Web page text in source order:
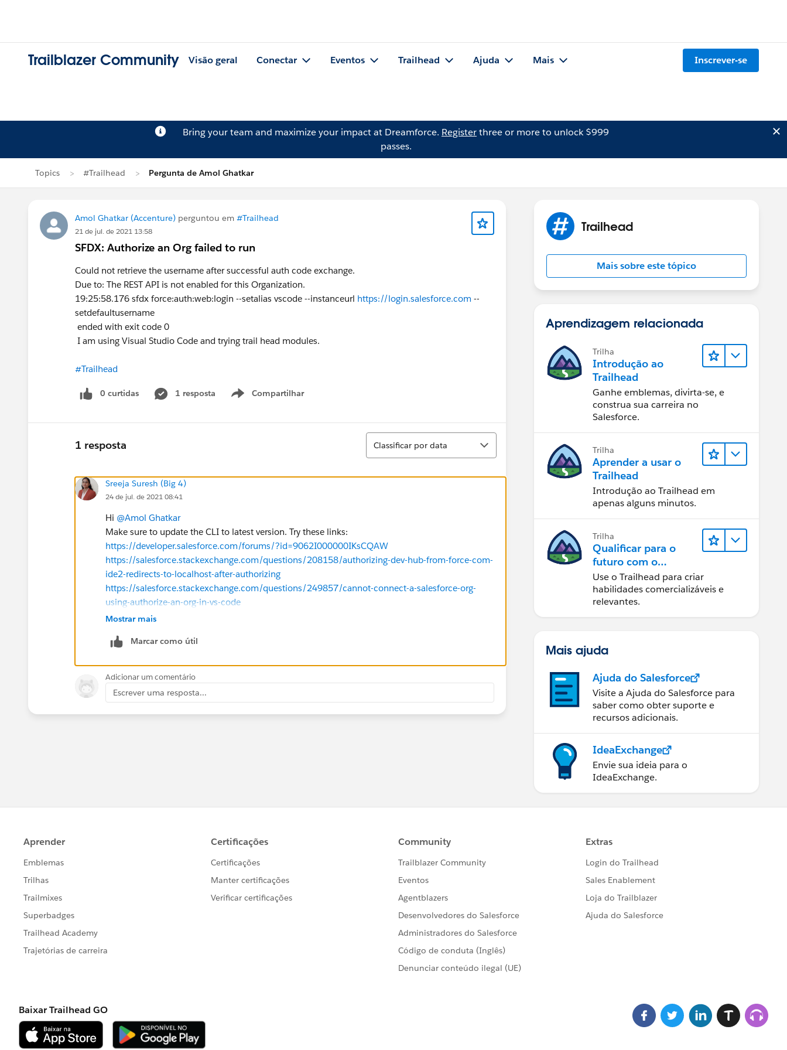
Trailblazer Community Visão geral Conectar Eventos Trailhead Ajuda Mais Inscrever-se
Bring your team and maximize your impact at Dreamforce. Registerthree or more to unlock $999
passes.
Topics #Trailhead Pergunta de Amol Ghatkar
Amol Ghatkar (Accenture) perguntou em #Trailhead
21 de jul. de 2021 13:58
SFDX: Authorize an Org failed to run
Could not retrieve the username after successful auth code exchange.
Due to: The REST API is not enabled for this Organization.
19:25:58.176 sfdx force:auth:web:login --setalias vscode --instanceurl https://login.salesforce.com --
setdefaultusername
ended with exit code 0
I am using Visual Studio Code and trying trail head modules.
#Trailhead
0 curtidas 1 resposta Compartilhar
Show menu
1 resposta
Classificar
Classificar por data
Sreeja Suresh (Big 4)
24 de jul. de 2021 08:41
Hi @Amol Ghatkar
Make sure to update the CLI to latest version. Try these links:
https://developer.salesforce.com/forums/?id=9062I000000IKsCQAW
https://salesforce.stackexchange.com/questions/208158/authorizing-dev-hub-from-force-com-
ide2-redirects-to-localhost-after-authorizing
https://salesforce.stackexchange.com/questions/249857/cannot-connect-a-salesforce-org-
using-authorize-an-org-in-vs-code
https://salesforce.stackexchange.com/questions/251589/unable-to-authorize-salesforce-org-
others too.
Mostrar mais
Marcar como útil
Adicionar um comentário
Escrever uma resposta...
Trailhead
Mais sobre este tópico
Aprendizagem relacionada
Trilha
Introdução ao
Trailhead
Ganhe emblemas, divirta-se, e
construa sua carreira no
Salesforce.
Trilha
Aprender a usar o
Trailhead
Introdução ao Trailhead em
apenas alguns minutos.
Trilha
Qualificar para o
futuro com o
Trailhead
Use o Trailhead para criar
habilidades comercializáveis e
relevantes.
Mais ajuda
Ajuda do Salesforce
Visite a Ajuda do Salesforce para
saber como obter suporte e
recursos adicionais.
IdeaExchange
Envie sua ideia para o
IdeaExchange.